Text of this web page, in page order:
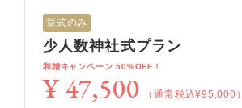
挙式のみ
少人数神社式プラン
和婚キャンペーン 50%OFF！
¥ 47,500 （通常税込¥95,000）